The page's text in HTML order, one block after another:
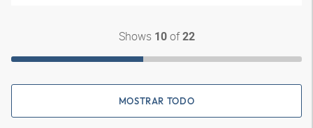
Shows 10of22
MOSTRAR TODO